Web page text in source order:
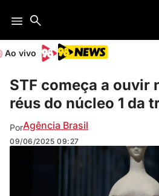
Ao vivo
STF começa a ouvir
réus do núcleo 1 da
PorAgência Brasil
09/06/2025 09:27